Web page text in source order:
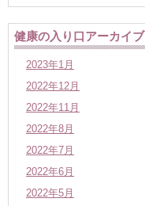
健康の入り口アーカイブ
2023年1月
2022年12月
2022年11月
2022年8月
2022年7月
2022年6月
2022年5月